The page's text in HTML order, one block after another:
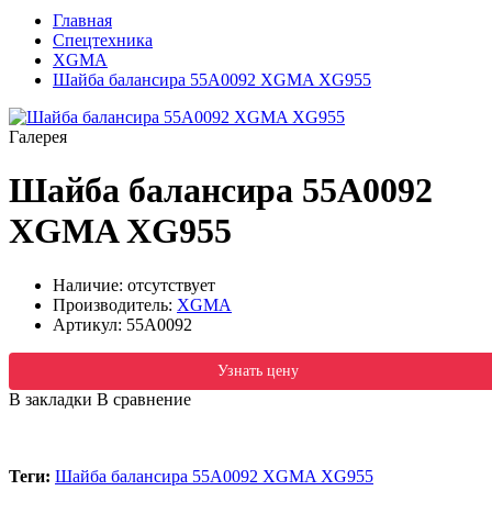
Главная
Спецтехника
XGMA
Шайба балансира 55A0092 XGMA XG955
Галерея
Шайба балансира 55A0092
XGMA XG955
Наличие: отсутствует
Производитель: XGMA
Артикул: 55A0092
Узнать цену
В закладки В сравнение
Теги: Шайба балансира 55A0092 XGMA XG955